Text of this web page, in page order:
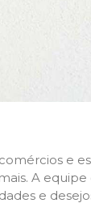
e
A equipe
e